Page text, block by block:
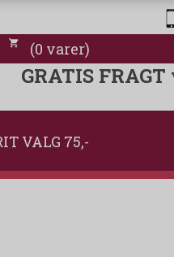
(0 varer)
GRATIS
VALG 75,-